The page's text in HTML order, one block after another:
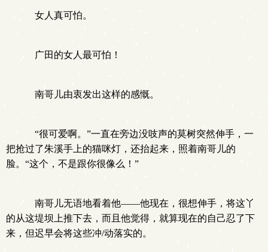
女人真可怕。
广田的女人最可怕！
南哥儿由衷发出这样的感慨。
“很可爱啊。”一直在旁边没吱声的莫树突然伸手，一
把抢过了朱溪手上的猫咪灯，还抬起来，照着南哥儿的
脸。“这个，不是跟你很像么！”
南哥儿无语地看着他——他现在，很想伸手，将这丫
的从这堤坝上推下去，而且他觉得，就算现在的自己忍了下
来，但迟早会将这些冲/动落实的。